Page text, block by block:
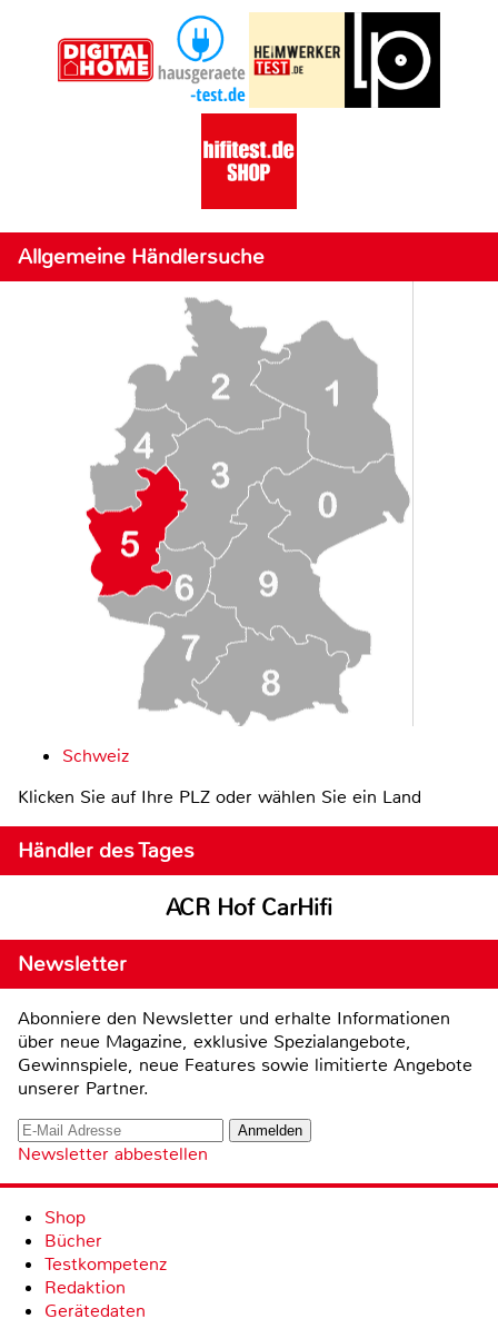
Allgemeine Händlersuche
Schweiz
Klicken Sie auf Ihre PLZ oder wählen Sie ein Land
Händler des Tages
ACR Hof CarHifi
Newsletter
Abonniere den Newsletter und erhalte Informationen
über neue Magazine, exklusive Spezialangebote,
Gewinnspiele, neue Features sowie limitierte Angebote
unserer Partner.
Newsletter abbestellen
Shop
Bücher
Testkompetenz
Redaktion
Gerätedaten